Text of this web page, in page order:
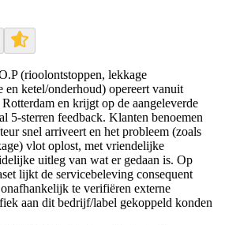
(rioolontstoppen, lekkage
en ketel/onderhoud) opereert vanuit
en krijgt op de aangeleverde
5-sterren feedback. Klanten benoemen
snel arriveert en het probleem (zoals
vlot oplost, met vriendelijke
uitleg van wat er gedaan is. Op
lijkt de servicebeleving consequent
te verifiëren externe
aan dit bedrijf/label gekoppeld konden